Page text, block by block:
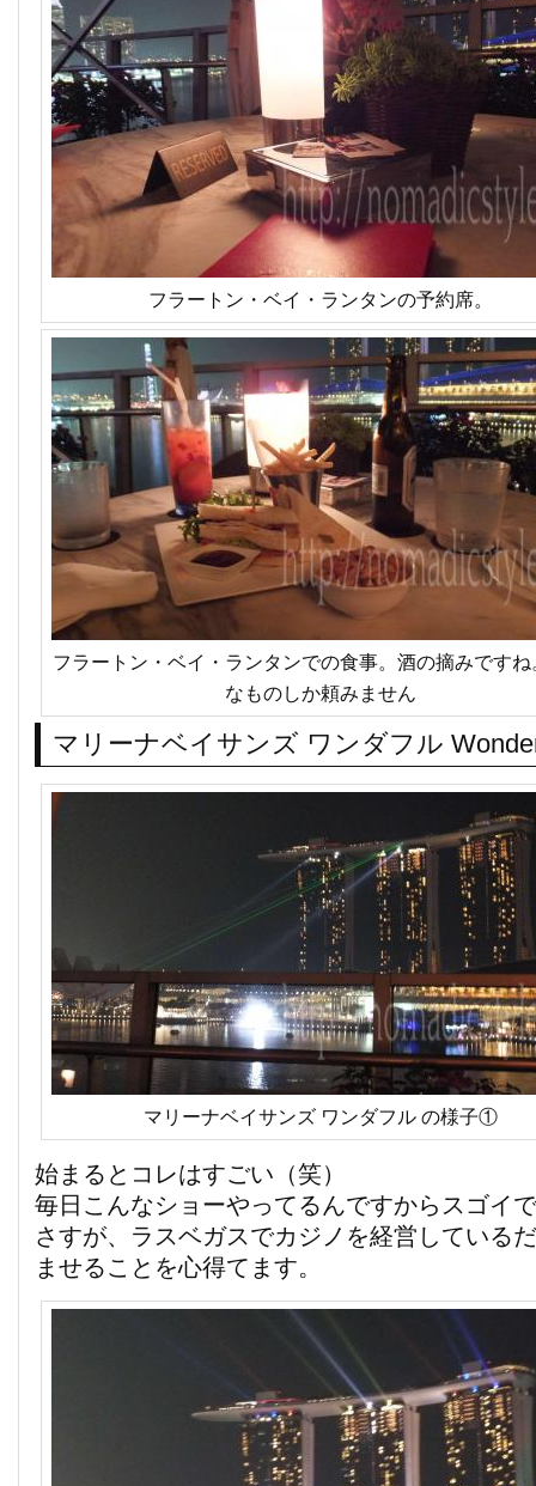
フラートン・ベイ・ランタンの予約席。
フラートン・ベイ・ランタンでの食事。酒の摘みですね
なものしか頼みません
マリーナベイサンズ ワンダフル
マリーナベイサンズ ワンダフル の様子①
始まるとコレはすごい（笑）
毎日こんなショーやってるんですからスゴイ
さすが、ラスベガスでカジノを経営している
ませることを心得てます。